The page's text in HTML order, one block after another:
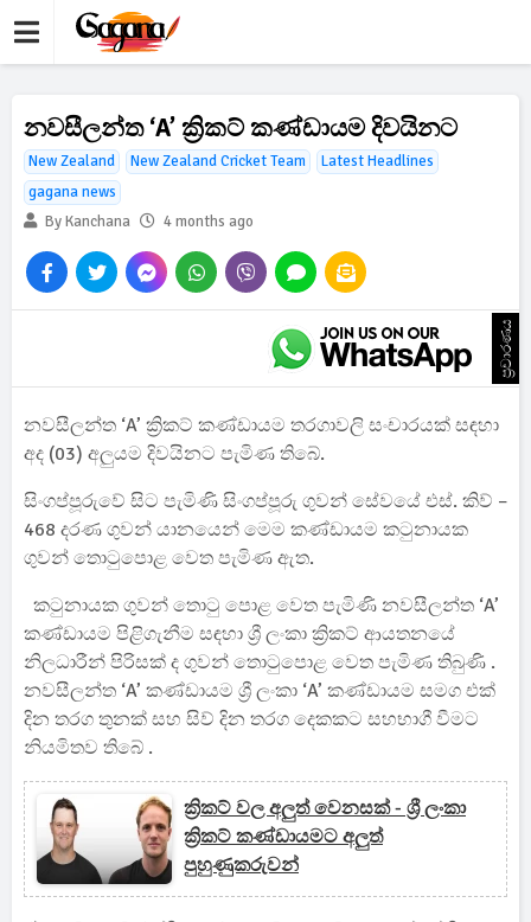
නවසීලන්ත ‘A’ ක්‍රිකට් කණ්ඩායම දිවයිනට
New Zealand New Zealand Cricket Team
Latest Headlines
gagana news
By Kanchana
4 months ago
ප්‍රචාරණය
නවසීලන්ත ‘A’ ක්‍රිකට් කණ්ඩායම තරගාවලි සංචාරයක් සඳහා
අද (03) අලුයම දිවයිනට පැමිණ තිබේ.
සිංගප්පූරුවේ සිට පැමිණි සිංගප්පූරු ගුවන් සේවයේ එස්. කිව් –
468 දරණ ගුවන් යානයෙන් මෙම කණ්ඩායම කටුනායක
ගුවන් තොටුපොළ වෙත පැමිණ ඇත.
කටුනායක ගුවන් තොටු පොළ වෙත පැමිණි නවසීලන්ත ‘A’
කණ්ඩායම පිළිගැනීම සඳහා ශ්‍රී ලංකා ක්‍රිකට් ආයතනයේ
නිලධාරීන් පිරිසක් ද ගුවන් තොටුපොළ වෙත පැමිණ තිබුණි .
නවසීලන්ත ‘A’ කණ්ඩායම ශ්‍රී ලංකා ‘A’ කණ්ඩායම සමග එක්
දින තරග තුනක් සහ සිව් දින තරග දෙකකට සහභාගී වීමට
නියමිතව තිබේ .
ක්‍රිකට් වල අලුත් වෙනසක් - ශ්‍රී ලංකා
ක්‍රිකට් කණ්ඩායමට අලුත්
පුහුණුකරුවන්